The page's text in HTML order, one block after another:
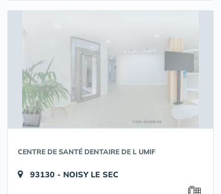
CENTRE DE SANTÉ DENTAIRE DE L UMIF
93130 - NOISY LE SEC